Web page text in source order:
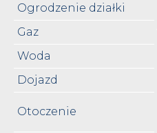
Ogrodzenie działki
Gaz
Woda
Dojazd
Otoczenie